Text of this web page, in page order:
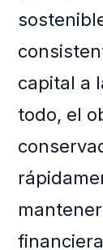
capital a
todo, el